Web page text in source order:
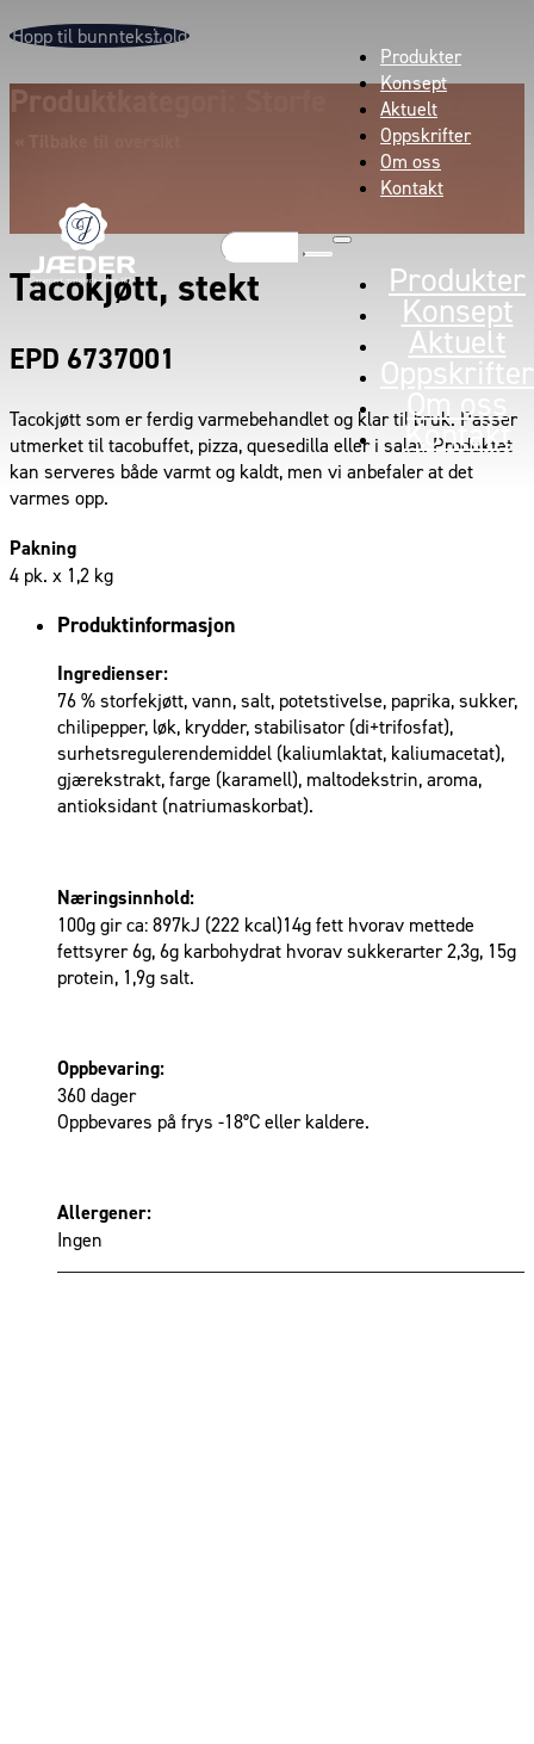
Hopp til hovedinnhold
Hopp til bunntekst
Søk
Produkter
Konsept
Aktuelt
Oppskrifter
Om oss
Kontakt
Produkter
Konsept
Aktuelt
Oppskrifter
Om oss
Kontakt
Produktkategori: Storfe
Tacokjøtt, stekt
EPD 6737001
Tacokjøtt som er ferdig varmebehandlet og klar til bruk. Passer
utmerket til tacobuffet, pizza, quesedilla eller i salat. Produktet
kan serveres både varmt og kaldt, men vi anbefaler at det
varmes opp.
Pakning
4 pk. x 1,2 kg
Produktinformasjon
Ingredienser:
76 % storfekjøtt, vann, salt, potetstivelse, paprika, sukker,
chilipepper, løk, krydder, stabilisator (di+trifosfat),
surhetsregulerendemiddel (kaliumlaktat, kaliumacetat),
gjærekstrakt, farge (karamell), maltodekstrin, aroma,
antioksidant (natriumaskorbat).
Næringsinnhold:
100g gir ca: 897kJ (222 kcal)14g fett hvorav mettede
fettsyrer 6g, 6g karbohydrat hvorav sukkerarter 2,3g, 15g
protein, 1,9g salt.
Oppbevaring:
360 dager
Oppbevares på frys -18°C eller kaldere.
Allergener:
Ingen